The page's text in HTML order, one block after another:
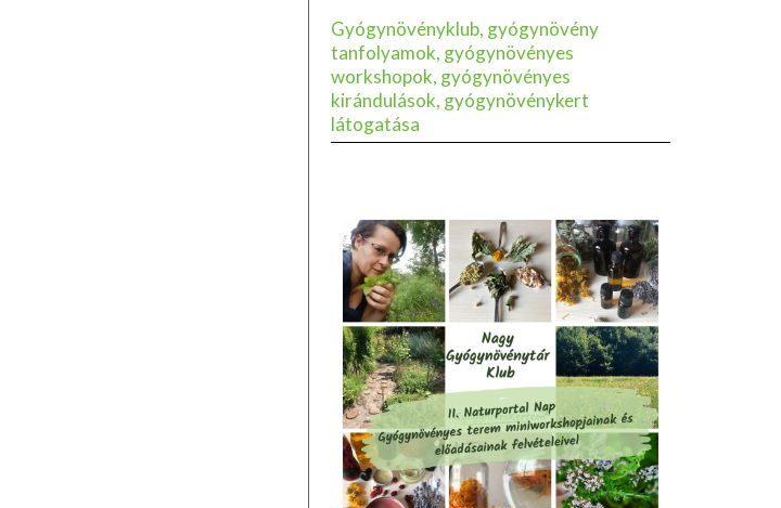
Gyógynövényklub, gyógynövény
tanfolyamok, gyógynövényes
workshopok, gyógynövényes
kirándulások, gyógynövénykert
látogatása